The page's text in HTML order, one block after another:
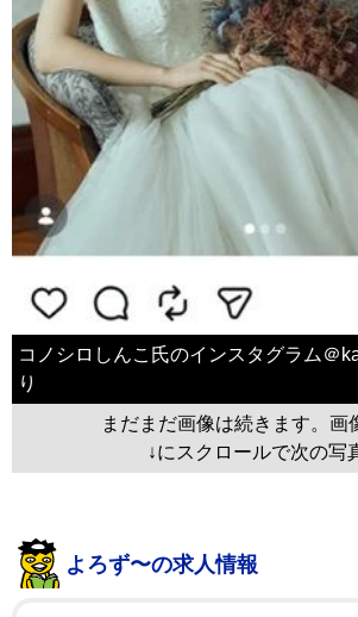
コノシロしんこ氏のインスタグラム＠
り
まだまだ画像は続きます。画
↓にスクロールで次の写
よろず〜の求人情報